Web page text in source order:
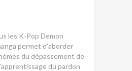
les K-Pop Demon
permet d'aborder
du dépassement de
du pardon